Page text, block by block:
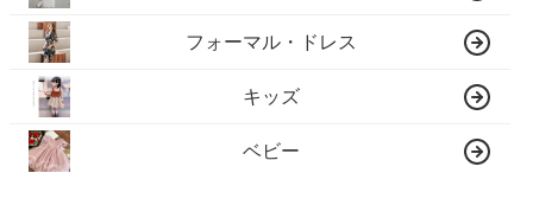
フォーマル・ドレス
キッズ
ベビー